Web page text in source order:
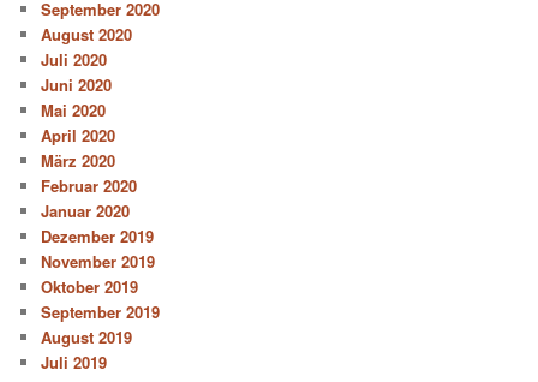
September 2020
August 2020
Juli 2020
Juni 2020
Mai 2020
April 2020
März 2020
Februar 2020
Januar 2020
Dezember 2019
November 2019
Oktober 2019
September 2019
August 2019
Juli 2019